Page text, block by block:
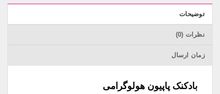
توضیحات
نظرات (0)
زمان ارسال
بادکنک پاپیون هولوگرامی